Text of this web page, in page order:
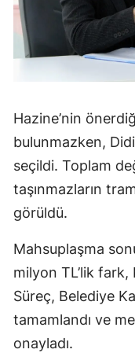
Hazine’nin
bulunmazken,
seçildi. Toplam
taşınmazların
görüldü.
Mahsuplaşma
milyon TL’lik
Süreç, Belediye
tamamlandı ve
onayladı.